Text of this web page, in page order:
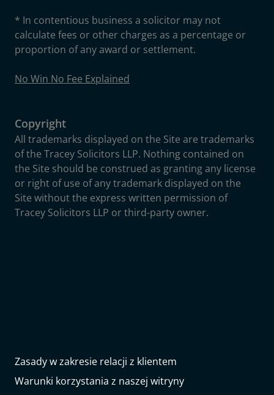
* In contentious business a solicitor may not
calculate fees or other charges as a percentage or
proportion of any award or settlement.
No Win No Fee Explained
Copyright
All trademarks displayed on the Site are trademarks
of the Tracey Solicitors LLP. Nothing contained on
the Site should be construed as granting any license
or right of use of any trademark displayed on the
Site without the express written permission of
Tracey Solicitors LLP or third-party owner.
Zasady w zakresie relacji z klientem
Warunki korzystania z naszej witryny